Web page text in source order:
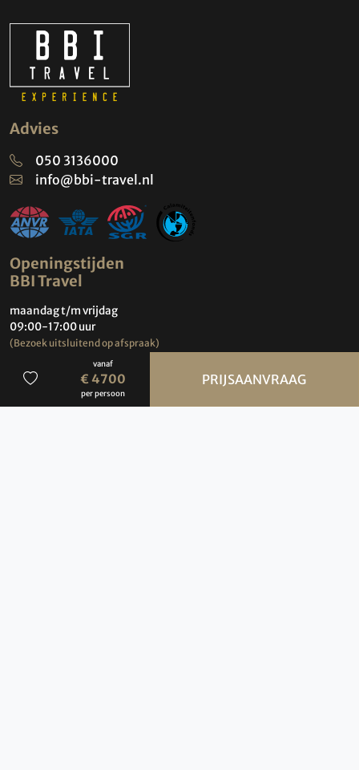
vanaf
€ 4700
per persoon
PRIJSAANVRAAG
Advies
050 3136000
info@bbi-travel.nl
Openingstijden
BBI Travel
maandag t/m vrijdag
09:00-17:00 uur
(Bezoek uitsluitend op afspraak)
Contact
Groningen Airport